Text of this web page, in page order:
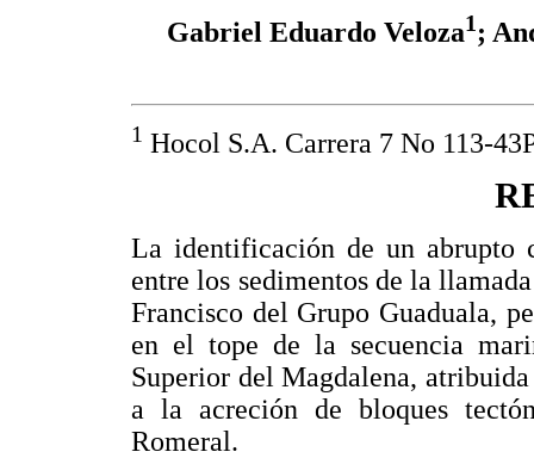
Gabriel Eduardo Veloza1;
1 Hocol S.A. Carrera 7 No 113-
La identificación de un abrupto
entre los sedimentos de la
Francisco del Grupo Guaduala,
en el tope de la secuencia
Superior del Magdalena,
a la acreción de bloques
Romeral.